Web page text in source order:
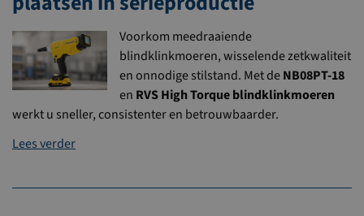
Voorkom meedraaiende
blindklinkmoeren, wisselende zetkwaliteit
en onnodige stilstand. Met deNB08PT-18
en RVS High Torque blindklinkmoeren
werkt u sneller, consistenter en betrouwbaarder.
Lees verder